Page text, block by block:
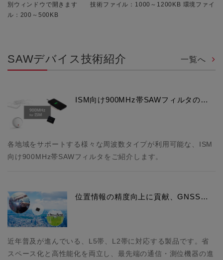
別ウィンドウで開きます 技術ファイル：1000～1200KB 環境ファイ
ル：200～500KB
SAWデバイス技術紹介 一覧へ
ISM向け900MHz帯SAWフィルタの…
各地域をサポートする様々な周波数タイプが利用可能な、ISM
向け900MHz帯SAWフィルタをご紹介します。
位置情報の精度向上に貢献、GNSS…
近年普及が進んでいる、L5帯、L2帯に対応する製品です。省
スペース化と高性能化を両立し、最先端の通信・測位機器の進